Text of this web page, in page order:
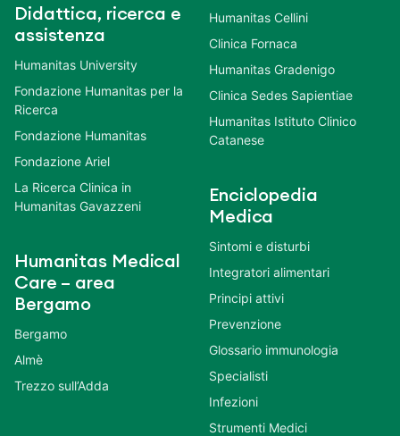
Didattica, ricerca e
assistenza
Humanitas University
Fondazione Humanitas per la
Ricerca
Fondazione Humanitas
Fondazione Ariel
La Ricerca Clinica in
Humanitas Gavazzeni
Humanitas Medical
Care – area
Bergamo
Bergamo
Almè
Trezzo sull’Adda
Humanitas Cellini
Clinica Fornaca
Humanitas Gradenigo
Clinica Sedes Sapientiae
Humanitas Istituto Clinico
Catanese
Enciclopedia
Medica
Sintomi e disturbi
Integratori alimentari
Principi attivi
Prevenzione
Glossario immunologia
Specialisti
Infezioni
Strumenti Medici